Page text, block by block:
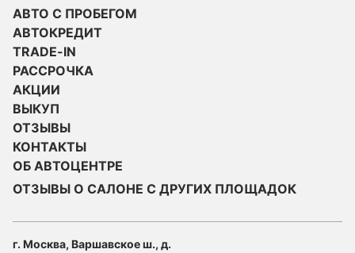
АВТО С ПРОБЕГОМ
АВТОКРЕДИТ
TRADE-IN
РАССРОЧКА
АКЦИИ
ВЫКУП
ОТЗЫВЫ
КОНТАКТЫ
ОБ АВТОЦЕНТРЕ
ОТЗЫВЫ О САЛОНЕ С ДРУГИХ ПЛОЩАДОК
г. Москва, Варшавское ш., д.